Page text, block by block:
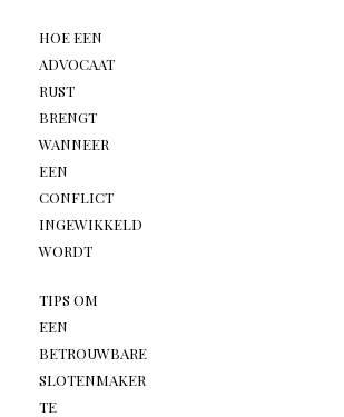
HOE EEN
ADVOCAAT
RUST
BRENGT
WANNEER
EEN
CONFLICT
INGEWIKKELD
WORDT
TIPS OM
EEN
BETROUWBARE
SLOTENMAKER
TE